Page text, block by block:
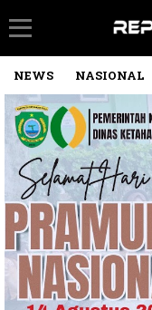
NEWS NASIONAL